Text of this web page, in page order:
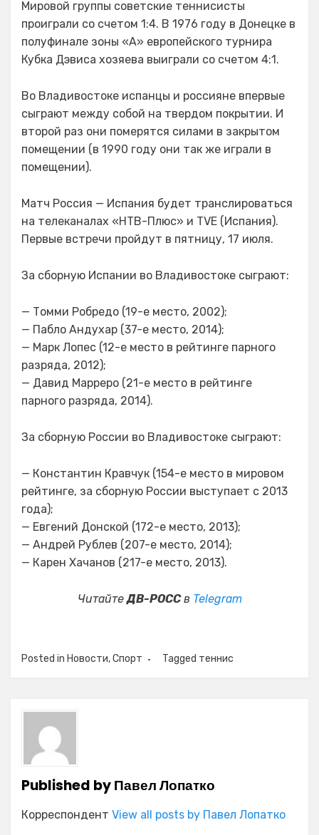
Мировой группы советские теннисисты
проиграли со счетом 1:4. В 1976 году в Донецке в
полуфинале зоны «А» европейского турнира
Кубка Дэвиса хозяева выиграли со счетом 4:1.
Во Владивостоке испанцы и россияне впервые
сыграют между собой на твердом покрытии. И
второй раз они померятся силами в закрытом
помещении (в 1990 году они так же играли в
помещении).
Матч Россия — Испания будет транслироваться
на телеканалах «НТВ-Плюс» и TVE (Испания).
Первые встречи пройдут в пятницу, 17 июля.
За сборную Испании во Владивостоке сыграют:
— Томми Робредо (19-е место, 2002);
— Пабло Андухар (37-е место, 2014);
— Марк Лопес (12-е место в рейтинге парного
разряда, 2012);
— Давид Марреро (21-е место в рейтинге
парного разряда, 2014).
За сборную России во Владивостоке сыграют:
— Константин Кравчук (154-е место в мировом
рейтинге, за сборную России выступает с 2013
года);
— Евгений Донской (172-е место, 2013);
— Андрей Рублев (207-е место, 2014);
— Карен Хачанов (217-е место, 2013).
ЧитайтеДВ-РОССв Telegram
Posted in Новости,Спорт Tagged теннис
Published byПавел Лопатко
Корреспондент View all posts by Павел Лопатко